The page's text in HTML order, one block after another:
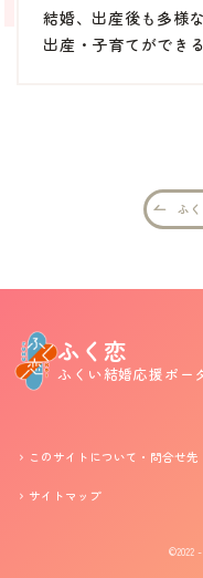
ふくい婚活サポートセンタ
このサイトについて・問合
結婚、出産後も多様
出産・子育てができ
ふ
ふく恋
ふくい結婚応援ポー
このサイトについて・問合せ先
サイトマップ
©2022 -